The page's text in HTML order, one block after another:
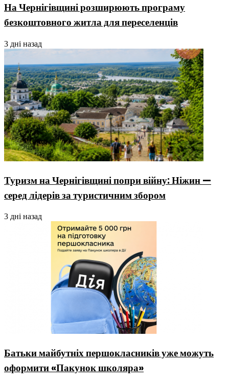
На Чернігівщині розширюють програму
безкоштовного житла для переселенців
3 дні назад
Туризм на Чернігівщині попри війну: Ніжин —
серед лідерів за туристичним збором
3 дні назад
Батьки майбутніх першокласників уже можуть
оформити «Пакунок школяра»